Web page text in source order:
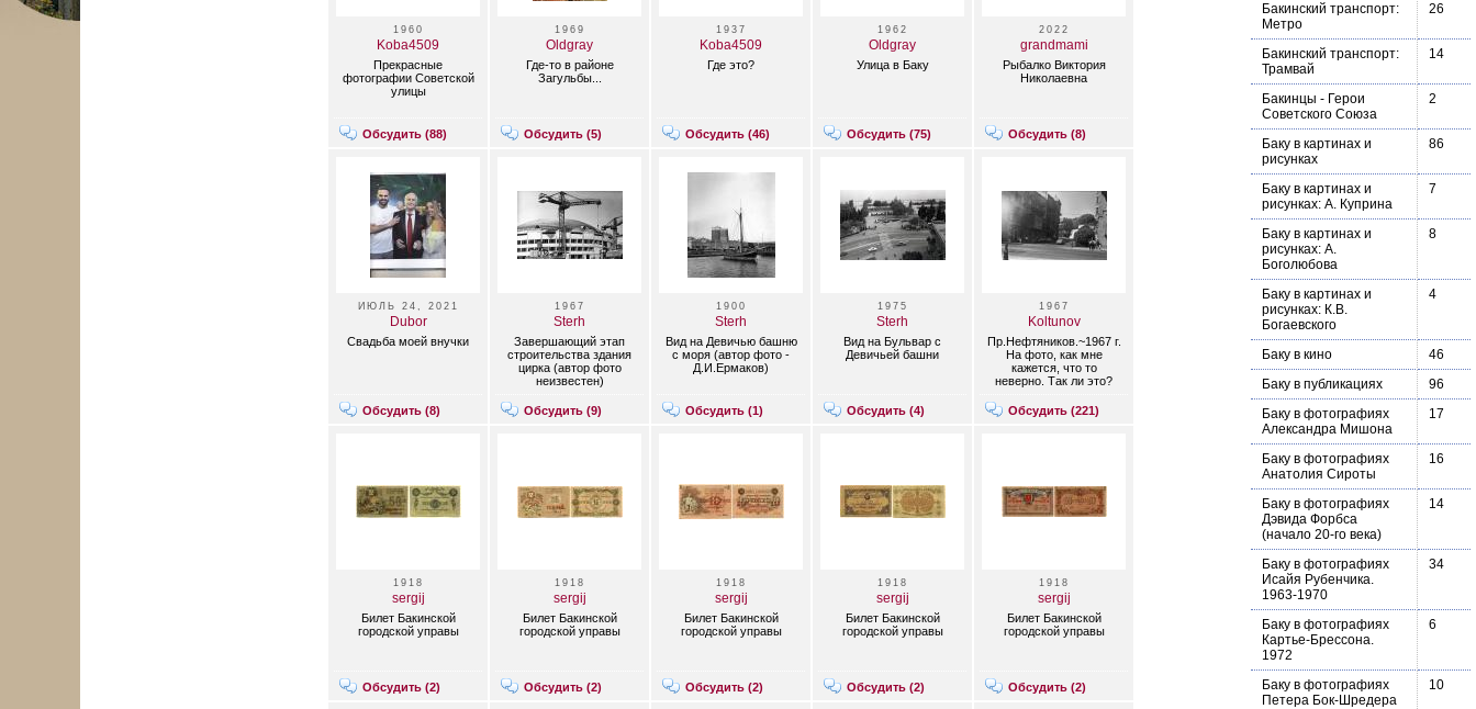
Бакинский транспорт:
Метро
26
Бакинский транспорт:
Трамвай
14
Бакинцы - Герои
Советского Союза
2
Баку в картинах и
рисунках
86
Баку в картинах и
рисунках: А. Куприна
7
Баку в картинах и
рисунках: А.
Боголюбова
8
Баку в картинах и
рисунках: К.В.
Богаевского
4
Баку в кино
46
Баку в публикациях
96
Баку в фотографиях
Александра Мишона
17
Баку в фотографиях
Анатолия Сироты
16
Баку в фотографиях
Дэвида Форбса
(начало 20-го века)
14
Баку в фотографиях
Исайя Рубенчика.
1963-1970
34
Баку в фотографиях
Картье-Брессона.
1972
6
Баку в фотографиях
Петера Бок-Шредера
10
1960
Koba4509
Прекрасные
фотографии Советской
улицы
Обсудить (88)
1969
Oldgray
Где-то в районе
Загульбы...
Обсудить (5)
1937
Koba4509
Где это?
Обсудить (46)
1962
Oldgray
Улица в Баку
Обсудить (75)
2022
grandmami
Рыбалко Виктория
Николаевна
Обсудить (8)
ИЮЛЬ 24, 2021
Dubor
Свадьба моей внучки
Обсудить (8)
1967
Sterh
Завершающий этап
строительства здания
цирка (автор фото
неизвестен)
Обсудить (9)
1900
Sterh
Вид на Девичью башню
с моря (автор фото -
Д.И.Ермаков)
Обсудить (1)
1975
Sterh
Вид на Бульвар с
Девичьей башни
Обсудить (4)
1967
Koltunov
Пр.Нефтяников.~1967 г.
На фото, как мне
кажется, что то
неверно. Так ли это?
Обсудить (221)
1918
sergij
Билет Бакинской
городской управы
Обсудить (2)
1918
sergij
Билет Бакинской
городской управы
Обсудить (2)
1918
sergij
Билет Бакинской
городской управы
Обсудить (2)
1918
sergij
Билет Бакинской
городской управы
Обсудить (2)
1918
sergij
Билет Бакинской
городской управы
Обсудить (2)